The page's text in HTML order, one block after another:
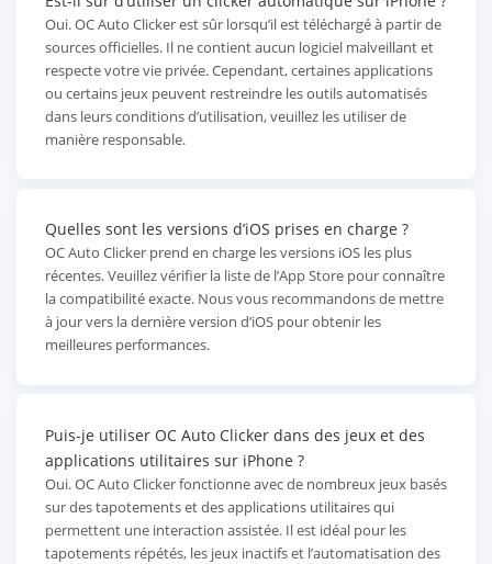
Oui. OC Auto Clicker est sûr lorsqu’il est téléchargé à partir de
sources officielles. Il ne contient aucun logiciel malveillant et
respecte votre vie privée. Cependant, certaines applications
ou certains jeux peuvent restreindre les outils automatisés
dans leurs conditions d’utilisation, veuillez les utiliser de
manière responsable.
Quelles sont les versions d’iOS prises en charge ?
OC Auto Clicker prend en charge les versions iOS les plus
récentes. Veuillez vérifier la liste de l’App Store pour connaître
la compatibilité exacte. Nous vous recommandons de mettre
à jour vers la dernière version d’iOS pour obtenir les
meilleures performances.
Puis-je utiliser OC Auto Clicker dans des jeux et des
applications utilitaires sur iPhone ?
Oui. OC Auto Clicker fonctionne avec de nombreux jeux basés
sur des tapotements et des applications utilitaires qui
permettent une interaction assistée. Il est idéal pour les
tapotements répétés, les jeux inactifs et l’automatisation des